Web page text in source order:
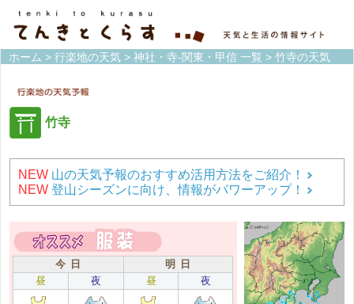
ホーム > 行楽地の天気 > 神社・寺-関東・甲信 一覧 > 竹寺の天気
竹寺
NEW 山の天気予報のおすすめ活用方法をご紹介！
NEW 登山シーズンに向け、情報がパワーアップ！
今 日
明 日
昼
夜 昼 夜